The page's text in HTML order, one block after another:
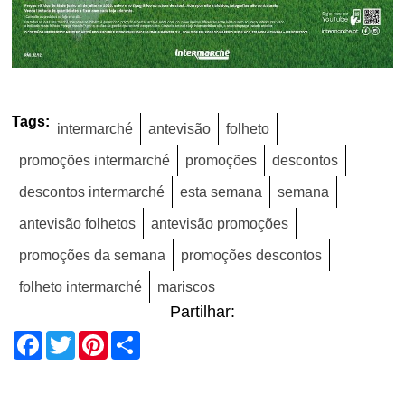
Tags: intermarché antevisão folheto
promoções intermarché promoções descontos
descontos intermarché esta semana semana
antevisão folhetos antevisão promoções
promoções da semana promoções descontos
folheto intermarché mariscos
Partilhar:
Facebook
TwitterPinterest